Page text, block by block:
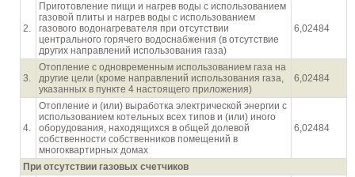
2.
Приготовление пищи и нагрев воды с использованием
газовой плиты и нагрев воды с использованием
газового водонагревателя при отсутствии
центрального горячего водоснабжения (в отсутствие
других направлений использования газа)
6,02484
3.
Отопление с одновременным использованием газа на
другие цели (кроме направлений использования газа,
указанных в пункте 4 настоящего приложения)
6,02484
4.
Отопление и (или) выработка электрической энергии с
использованием котельных всех типов и (или) иного
оборудования, находящихся в общей долевой
собственности собственников помещений в
многоквартирных домах
6,02484
При отсутствии газовых счетчиков